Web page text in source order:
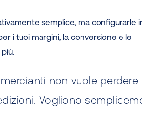
semplice, ma configurarle
i tuoi margini, la conversione e le
non vuole perdere
Vogliono